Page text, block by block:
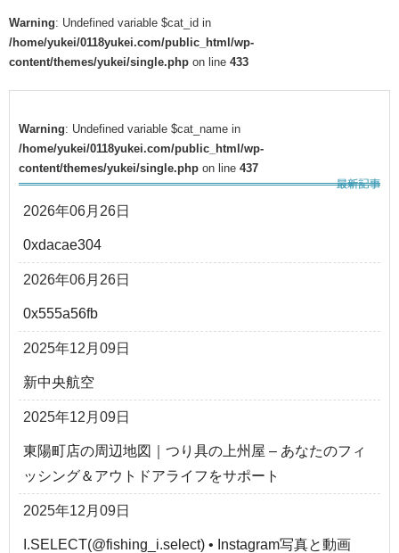
Warning: Undefined variable $cat_id in
/home/yukei/0118yukei.com/public_html/wp-
content/themes/yukei/single.php on line 433
Warning: Undefined variable $cat_name in
/home/yukei/0118yukei.com/public_html/wp-
content/themes/yukei/single.php on line 437
2026年06月26日
0xdacae304
2026年06月26日
0x555a56fb
2025年12月09日
新中央航空
2025年12月09日
東陽町店の周辺地図｜つり具の上州屋 – あなたのフィ
ッシング＆アウトドアライフをサポート
2025年12月09日
I.SELECT(@fishing_i.select) • Instagram写真と動画